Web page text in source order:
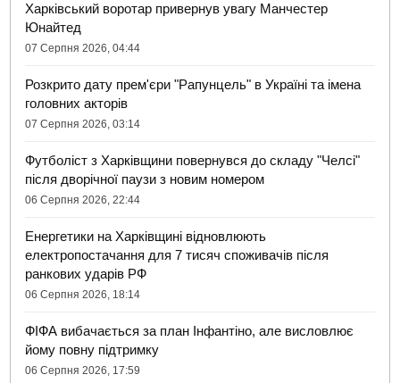
Харківський воротар привернув увагу Манчестер
Юнайтед
07 Серпня 2026, 04:44
Розкрито дату прем'єри "Рапунцель" в Україні та імена
головних акторів
07 Серпня 2026, 03:14
Футболіст з Харківщини повернувся до складу "Челсі"
після дворічної паузи з новим номером
06 Серпня 2026, 22:44
Енергетики на Харківщині відновлюють
електропостачання для 7 тисяч споживачів після
ранкових ударів РФ
06 Серпня 2026, 18:14
ФІФА вибачається за план Інфантіно, але висловлює
йому повну підтримку
06 Серпня 2026, 17:59